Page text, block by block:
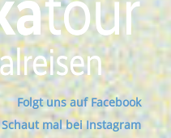
Folgt uns auf Facebook
Schaut mal bei Instagram